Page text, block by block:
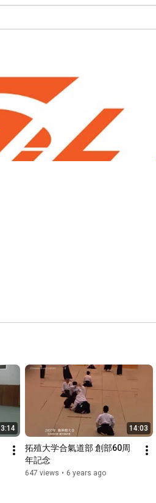
3:14 14:03
拓殖大学合氣道部 創部60周
年記念
647 views • 6 years ago